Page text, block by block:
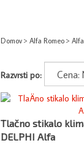
Domov> Alfa Romeo>
Razvrsti po:
Tlačno stikalo
DELPHI Alfa